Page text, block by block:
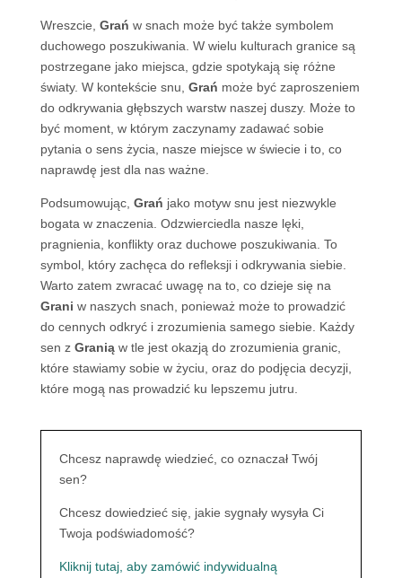
Wreszcie, Grań w snach może być także symbolem
duchowego poszukiwania. W wielu kulturach granice są
postrzegane jako miejsca, gdzie spotykają się różne
światy. W kontekście snu, Grań może być zaproszeniem
do odkrywania głębszych warstw naszej duszy. Może to
być moment, w którym zaczynamy zadawać sobie
pytania o sens życia, nasze miejsce w świecie i to, co
naprawdę jest dla nas ważne.
Podsumowując, Grań jako motyw snu jest niezwykle
bogata w znaczenia. Odzwierciedla nasze lęki,
pragnienia, konflikty oraz duchowe poszukiwania. To
symbol, który zachęca do refleksji i odkrywania siebie.
Warto zatem zwracać uwagę na to, co dzieje się na
Grani w naszych snach, ponieważ może to prowadzić
do cennych odkryć i zrozumienia samego siebie. Każdy
sen z Graniąw tle jest okazją do zrozumienia granic,
które stawiamy sobie w życiu, oraz do podjęcia decyzji,
które mogą nas prowadzić ku lepszemu jutru.
Chcesz naprawdę wiedzieć, co oznaczał Twój
sen?
Chcesz dowiedzieć się, jakie sygnały wysyła Ci
Twoja podświadomość?
Kliknij tutaj, aby zamówić indywidualną